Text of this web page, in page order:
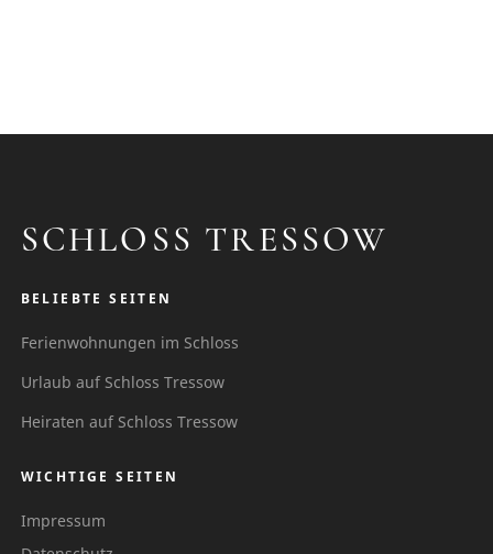
SCHLOSS TRESSOW
BELIEBTE SEITEN
Ferienwohnungen im Schloss
Urlaub auf Schloss Tressow
Heiraten auf Schloss Tressow
WICHTIGE SEITEN
Impressum